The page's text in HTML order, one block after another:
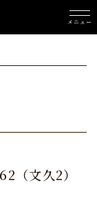
メニュー
（文久2）